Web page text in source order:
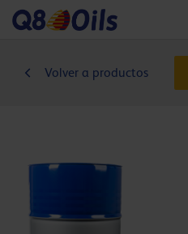
Volver a productos